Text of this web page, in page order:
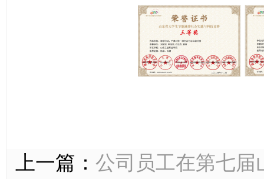
上一篇： 公司员工在第七届